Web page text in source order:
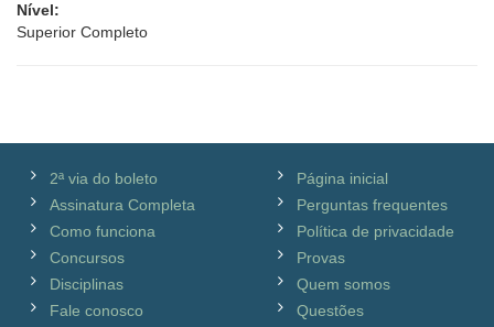
Nível:
Superior Completo
2ª via do boleto
Assinatura Completa
Como funciona
Concursos
Disciplinas
Fale conosco
Página inicial
Perguntas frequentes
Política de privacidade
Provas
Quem somos
Questões